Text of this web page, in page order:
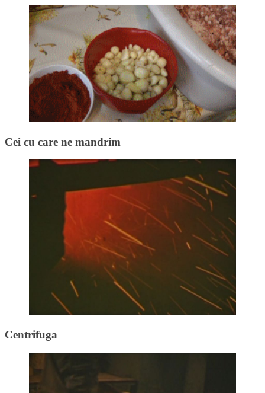
Cei cu care ne mandrim
Centrifuga